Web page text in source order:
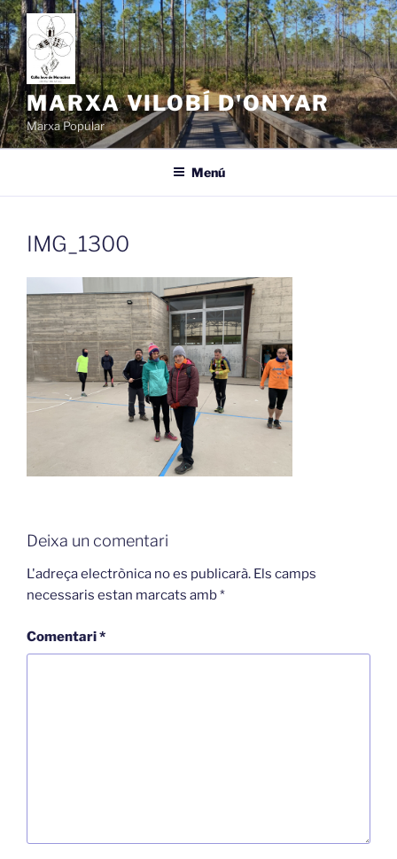
Vés
al
contingut
MARXA VILOBÍ D'ONYAR
Marxa Popular
Menú
IMG_1300
Deixa un comentari
L'adreça electrònica no es publicarà. Els camps
necessaris estan marcats amb*
Comentari*